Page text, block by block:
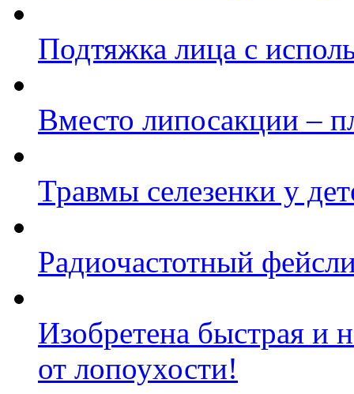
Подтяжка лица с
Вместо липосакции –
Травмы селезенки у
Радиочастотный
Изобретена быстрая и
от лопоухости!